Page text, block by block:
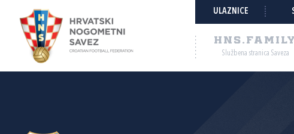
ULAZNICE
HNS.FAMILY
Službena stranica Saveza